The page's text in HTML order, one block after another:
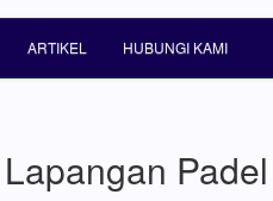
ARTIKEL HUBUNGI KAMI
Padel